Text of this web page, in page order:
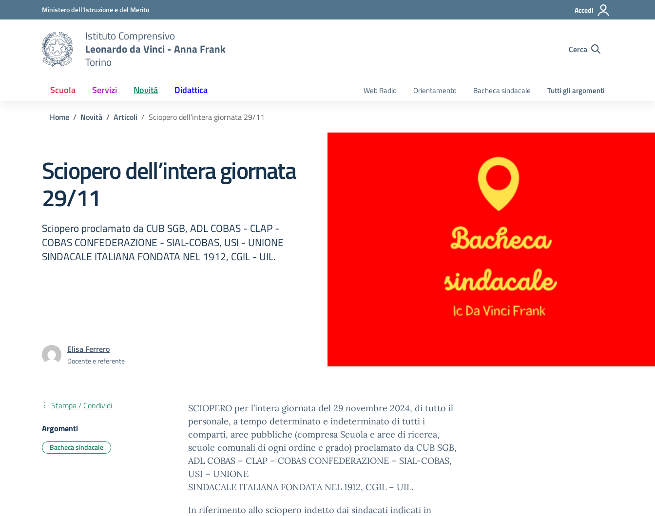
Vai ai contenuti
Vai al menu di navigazioneMinistero dell'Istruzione e del Merito Accedi
Istituto Comprensivo
Leonardo da Vinci - Anna Frank
Torino
Cerca
Scuola Servizi Novità Didattica Web Radio Orientamento Bacheca sindacale Tutti gli argomenti
Home Novità Articoli Sciopero dell’intera giornata 29/11
Sciopero dell’intera giornata
29/11
Sciopero proclamato da CUB SGB, ADL COBAS - CLAP -
COBAS CONFEDERAZIONE - SIAL-COBAS, USI - UNIONE
SINDACALE ITALIANA FONDATA NEL 1912, CGIL - UIL.
Elisa Ferrero
Docente e referente
SCIOPERO per l’intera giornata del 29 novembre 2024, di tutto il
personale, a tempo determinato e indeterminato di tutti i
comparti, aree pubbliche (compresa Scuola e aree di ricerca,
scuole comunali di ogni ordine e grado) proclamato da CUB SGB,
ADL COBAS – CLAP – COBAS CONFEDERAZIONE – SIAL-COBAS,
USI – UNIONE
SINDACALE ITALIANA FONDATA NEL 1912, CGIL – UIL.
In riferimento allo sciopero indetto dai sindacati indicati in
Stampa / Condividi
Argomenti
Bacheca sindacale